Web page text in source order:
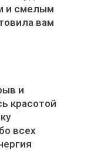
и смелым
вам
и
красотой
всех